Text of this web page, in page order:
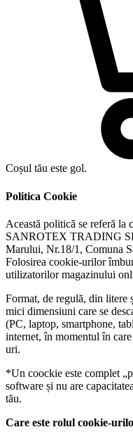
Coșul tău este gol.
Politica Cookie
Această politică se referă la
SANROTEX TRADING
Marului, Nr.18/1, Comuna
Folosirea cookie-urilor
utilizatorilor magazinului
Format, de regulă, din litere
mici dimensiuni care se
(PC, laptop, smartphone,
internet, în momentul în
uri.
*Un coockie este complet
software și nu are
tău.
Care este rolul cookie-